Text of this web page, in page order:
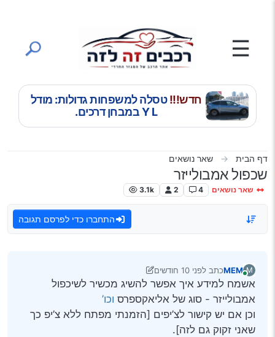
☰
חדש!!!טסלה למשפחות גדולות: מודל
Y L במבחן דרכים.
דף הבית שאר נושאים
שכפול אמבולייזר
שאר נושאים 4
2
3.1k
התחברו כדי לפרסם תגובה
M
מחובר
MEMכתב לפני 10 חודשים
נערך לאחרונה על ידי יוני
אשמח למידע איך אפשר להשיג מכשיר לשיכפול
אמבולייזר - סוג של אליאקספרס וכו’
וכן אם יש קישור לצ’יפים [הזמנתי מפתח ללא צ’יפ כך
שאני זקוק גם לזה].